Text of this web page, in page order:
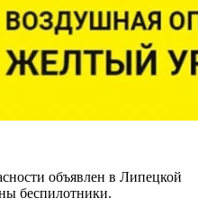
объявлен в Липецкой
беспилотники.